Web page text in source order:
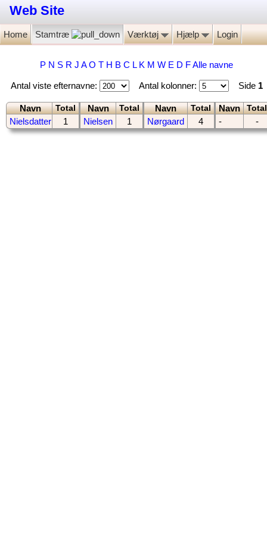
Web Site
Home Stamtræ Værktøj Hjælp Login
P N S R J A O T H B C L K M W E D FAlle navne
Antal viste efternavne: Antal kolonner: Side 1
Navn Total Navn Total Navn Total Navn Total
Nielsdatter 1 Nielsen 1 Nørgaard 4 - -